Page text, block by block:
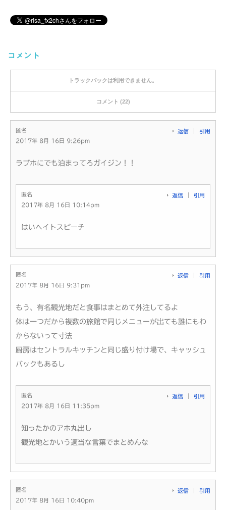
コメント
トラックバックは利用できません。
コメント (22)
匿名
2017年 8月 16日 9:26pm
返信 引用
ラブホにでも泊まってろガイジン！！
匿名
2017年 8月 16日 10:14pm
返信 引用
はいヘイトスピーチ
匿名
2017年 8月 16日 9:31pm
返信 引用
もう、有名観光地だと食事はまとめて外注してるよ
体は一つだから複数の旅館で同じメニューが出ても誰にもわ
からないって寸法
厨房はセントラルキッチンと同じ盛り付け場で、キャッシュ
バックもあるし
匿名
2017年 8月 16日 11:35pm
返信 引用
知ったかのアホ丸出し
観光地とかいう適当な言葉でまとめんな
匿名
2017年 8月 16日 10:40pm
返信 引用